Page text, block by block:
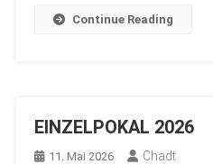
Continue Reading
EINZELPOKAL 2026
11. Mai 2026 Chadt